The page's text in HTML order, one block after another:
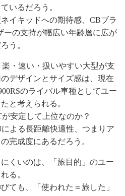
いるだろう。
イキッドへの期待感、CBブラ
ーの支持が幅広い年齢層に広が
う。
・速い・扱いやすい大型が支
デザインとサイズ感は、現在
のライバル車種としてユー
と考えられる。
安定して上位なのか？
よる長距離快適性、つまりア
完成度にあるだろう。
くいのは、「旅目的」のユー
る。
ても、「使われた＝旅した」